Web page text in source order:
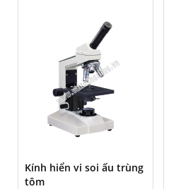
Kính hiển vi soi ấu trùng
tôm